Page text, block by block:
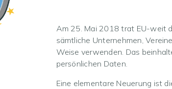
Am 25. Mai 2018 trat EU-weit
sämtliche Unternehmen,
Weise verwenden. Das
persönlichen Daten.
Eine elementare Neuerung ist